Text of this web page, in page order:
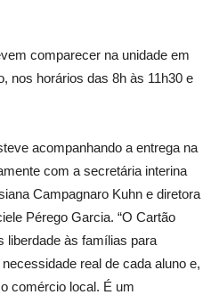
comparecer na unidade em
nos horários das 8h às 11h30 e
acompanhando a entrega na
com a secretária interina
Campagnaro Kuhn e diretora
Pérego Garcia. “O Cartão
liberdade às famílias para
real de cada aluno e,
comércio local. É um